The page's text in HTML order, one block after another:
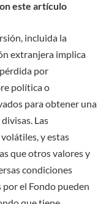
este artículo
incluida la
extranjera implica
por
política o
para obtener una
Las
y estas
que otros valores y
condiciones
el Fondo pueden